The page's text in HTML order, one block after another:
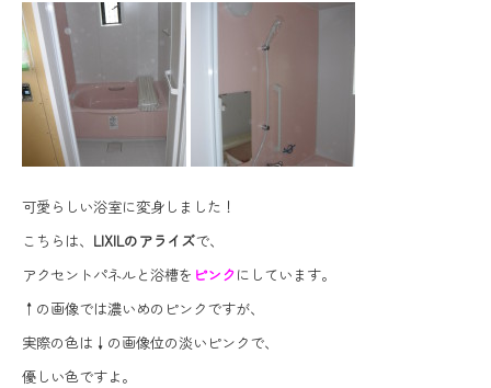
可愛らしい浴室に変身しました！
こちらは、 LIXILのアライズで、
アクセントパネルと浴槽を ピンクにしています。
↑の画像では濃いめのピンクですが、
実際の色は↓の画像位の淡いピンクで、
優しい色ですよ。